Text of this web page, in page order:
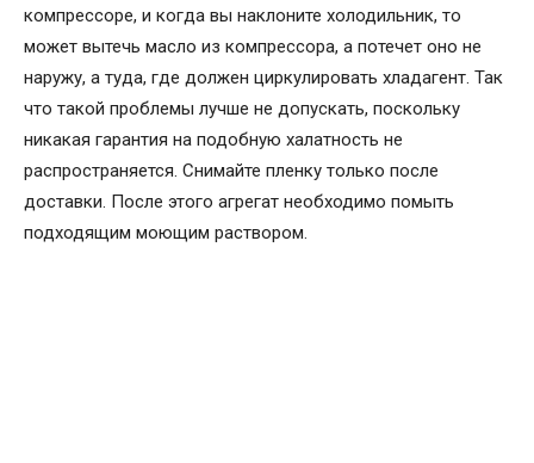
компрессоре, и когда вы наклоните холодильник, то
может вытечь масло из компрессора, а потечет оно не
наружу, а туда, где должен циркулировать хладагент. Так
что такой проблемы лучше не допускать, поскольку
никакая гарантия на подобную халатность не
распространяется. Снимайте пленку только после
доставки. После этого агрегат необходимо помыть
подходящим моющим раствором.